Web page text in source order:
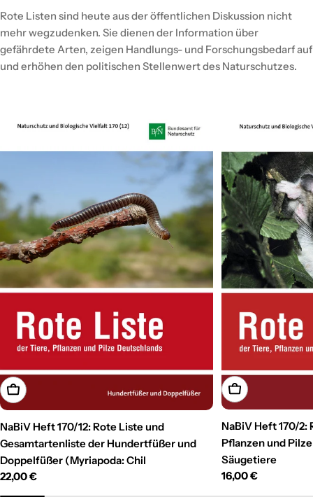
Rote Listen sind heute aus der öffentlichen Diskussion nicht
mehr wegzudenken. Sie dienen der Information über
gefährdete Arten, zeigen Handlungs- und Forschungsbedarf auf
und erhöhen den politischen Stellenwert des Naturschutzes.
In den Warenkorb
NaBiV Heft 170/12: Rote Liste und
Gesamtartenliste der Hundertfüßer und
Doppelfüßer (Myriapoda: Chil
Regulärer
22,00 €
In den
NaBiV Heft 170/2:
Pflanzen und
Säugetiere
Regulärer
16,00 €